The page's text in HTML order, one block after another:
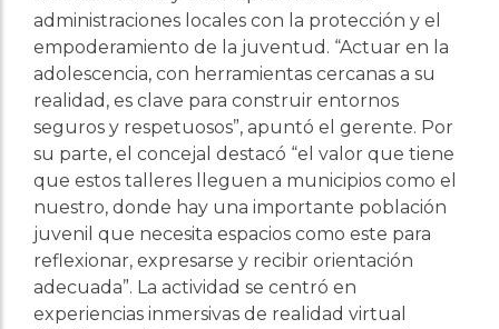
administraciones locales con la protección y el
empoderamiento de la juventud. “Actuar en la
adolescencia, con herramientas cercanas a su
realidad, es clave para construir entornos
seguros y respetuosos”, apuntó el gerente. Por
su parte, el concejal destacó “el valor que tiene
que estos talleres lleguen a municipios como el
nuestro, donde hay una importante población
juvenil que necesita espacios como este para
reflexionar, expresarse y recibir orientación
adecuada”. La actividad se centró en
experiencias inmersivas de realidad virtual